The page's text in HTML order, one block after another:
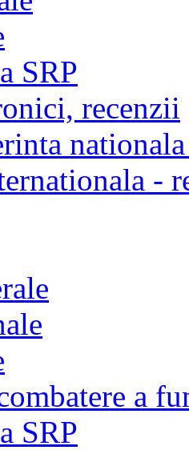
SRP
recenzii
-
a
SRP